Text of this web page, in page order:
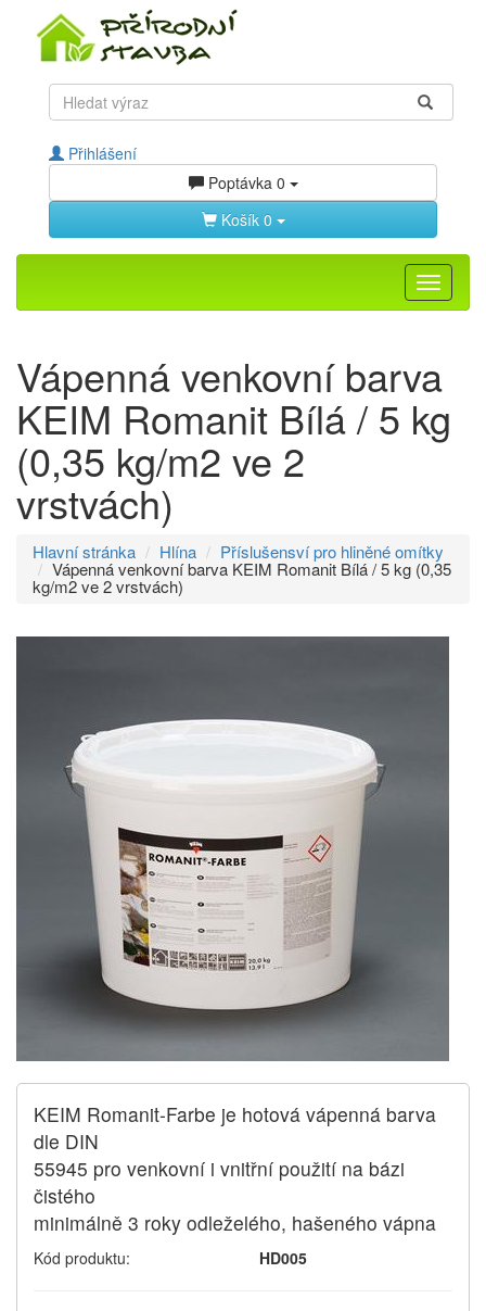
Přihlášení
Poptávka 0
Košík 0
Toggle
Vápenná venkovní barva
KEIM Romanit Bílá / 5 kg
(0,35 kg/m2 ve 2
vrstvách)
Hlavní stránka Hlína Příslušensví pro hliněné omítky
Vápenná venkovní barva KEIM Romanit Bílá / 5 kg (0,35
kg/m2 ve 2 vrstvách)
vyhledávání
KEIM Romanit-Farbe je hotová vápenná barva
dle DIN
55945 pro venkovní i vnitřní použití na bázi
čistého
minimálně 3 roky odleželého, hašeného vápna
Kód produktu: HD005